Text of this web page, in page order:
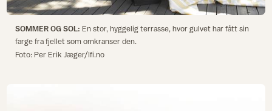
SOMMER OG SOL: En stor, hyggelig terrasse, hvor gulvet har fått sin
farge fra fjellet som omkranser den.
Foto: Per Erik Jæger/Ifi.no